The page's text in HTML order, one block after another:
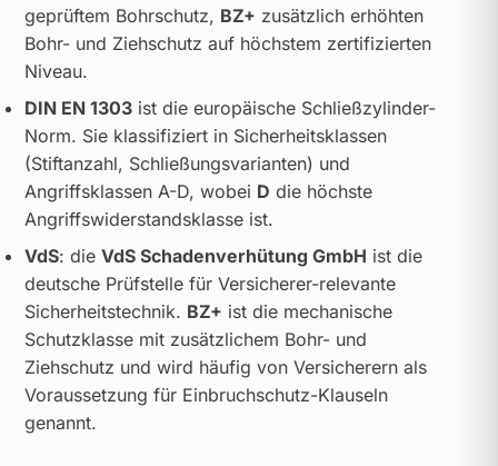
geprüftem Bohrschutz, BZ+ zusätzlich erhöhten
Bohr- und Ziehschutz auf höchstem zertifizierten
Niveau.
DIN EN 1303ist die europäische Schließzylinder-
Norm. Sie klassifiziert in Sicherheitsklassen
(Stiftanzahl, Schließungsvarianten) und
Angriffsklassen A-D, wobei D die höchste
Angriffswiderstandsklasse ist.
VdS: die VdS Schadenverhütung GmbH ist die
deutsche Prüfstelle für Versicherer-relevante
Sicherheitstechnik. BZ+ ist die mechanische
Schutzklasse mit zusätzlichem Bohr- und
Ziehschutz und wird häufig von Versicherern als
Voraussetzung für Einbruchschutz-Klauseln
genannt.